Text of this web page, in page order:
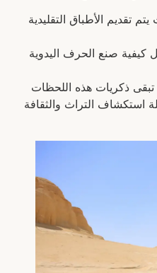
تقديم الأطباق التقليدية
كيفية صنع الحرف اليدوية
تبقى ذكريات هذه اللحظات
استكشاف التراث والثقافة